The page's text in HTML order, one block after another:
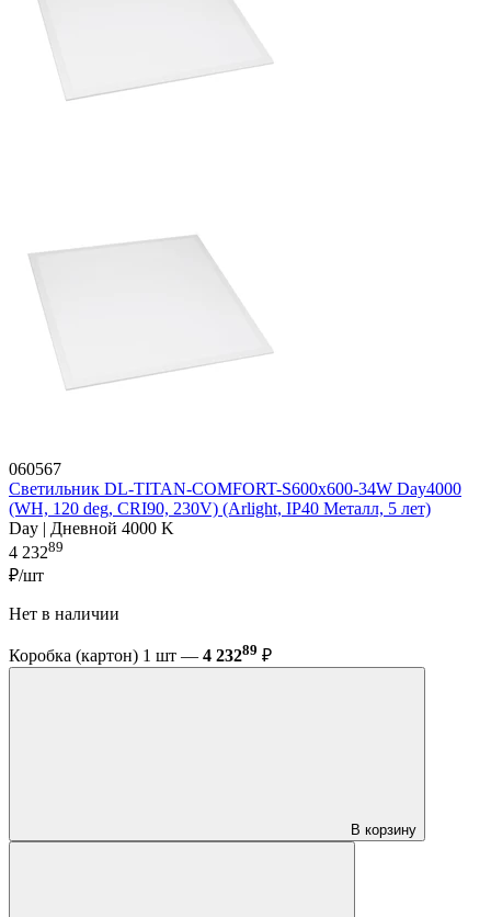
060567
Светильник DL-TITAN-COMFORT-S600x600-34W Day4000
(WH, 120 deg, CRI90, 230V) (Arlight, IP40 Металл, 5 лет)
Day | Дневной 4000 K
4 23289
₽/шт
Нет в наличии
Коробка (картон) 1 шт — 4 23289 ₽
В корзину